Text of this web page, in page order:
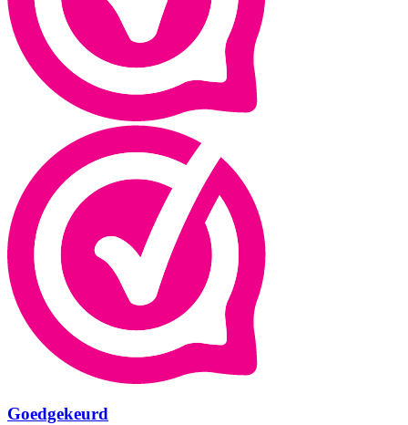
Goedgekeurd